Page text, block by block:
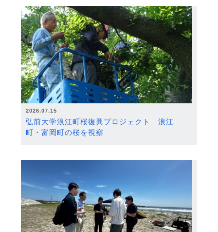
2026.07.15
弘前大学浪江町桜復興プロジェクト 浪江
町・富岡町の桜を視察